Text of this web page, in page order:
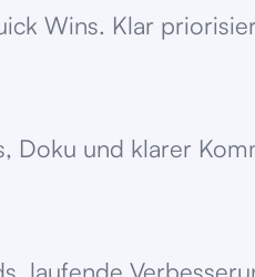
Wins. Klar
Doku und klarer
laufende